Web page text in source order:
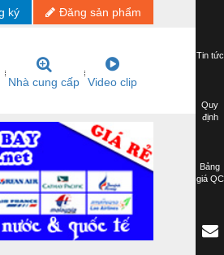
Đăng sản phẩm
ký
Nhà cung cấp Video clip
Tin tức
Quy
định
Bảng
giá QC